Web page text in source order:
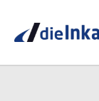
Inhalt